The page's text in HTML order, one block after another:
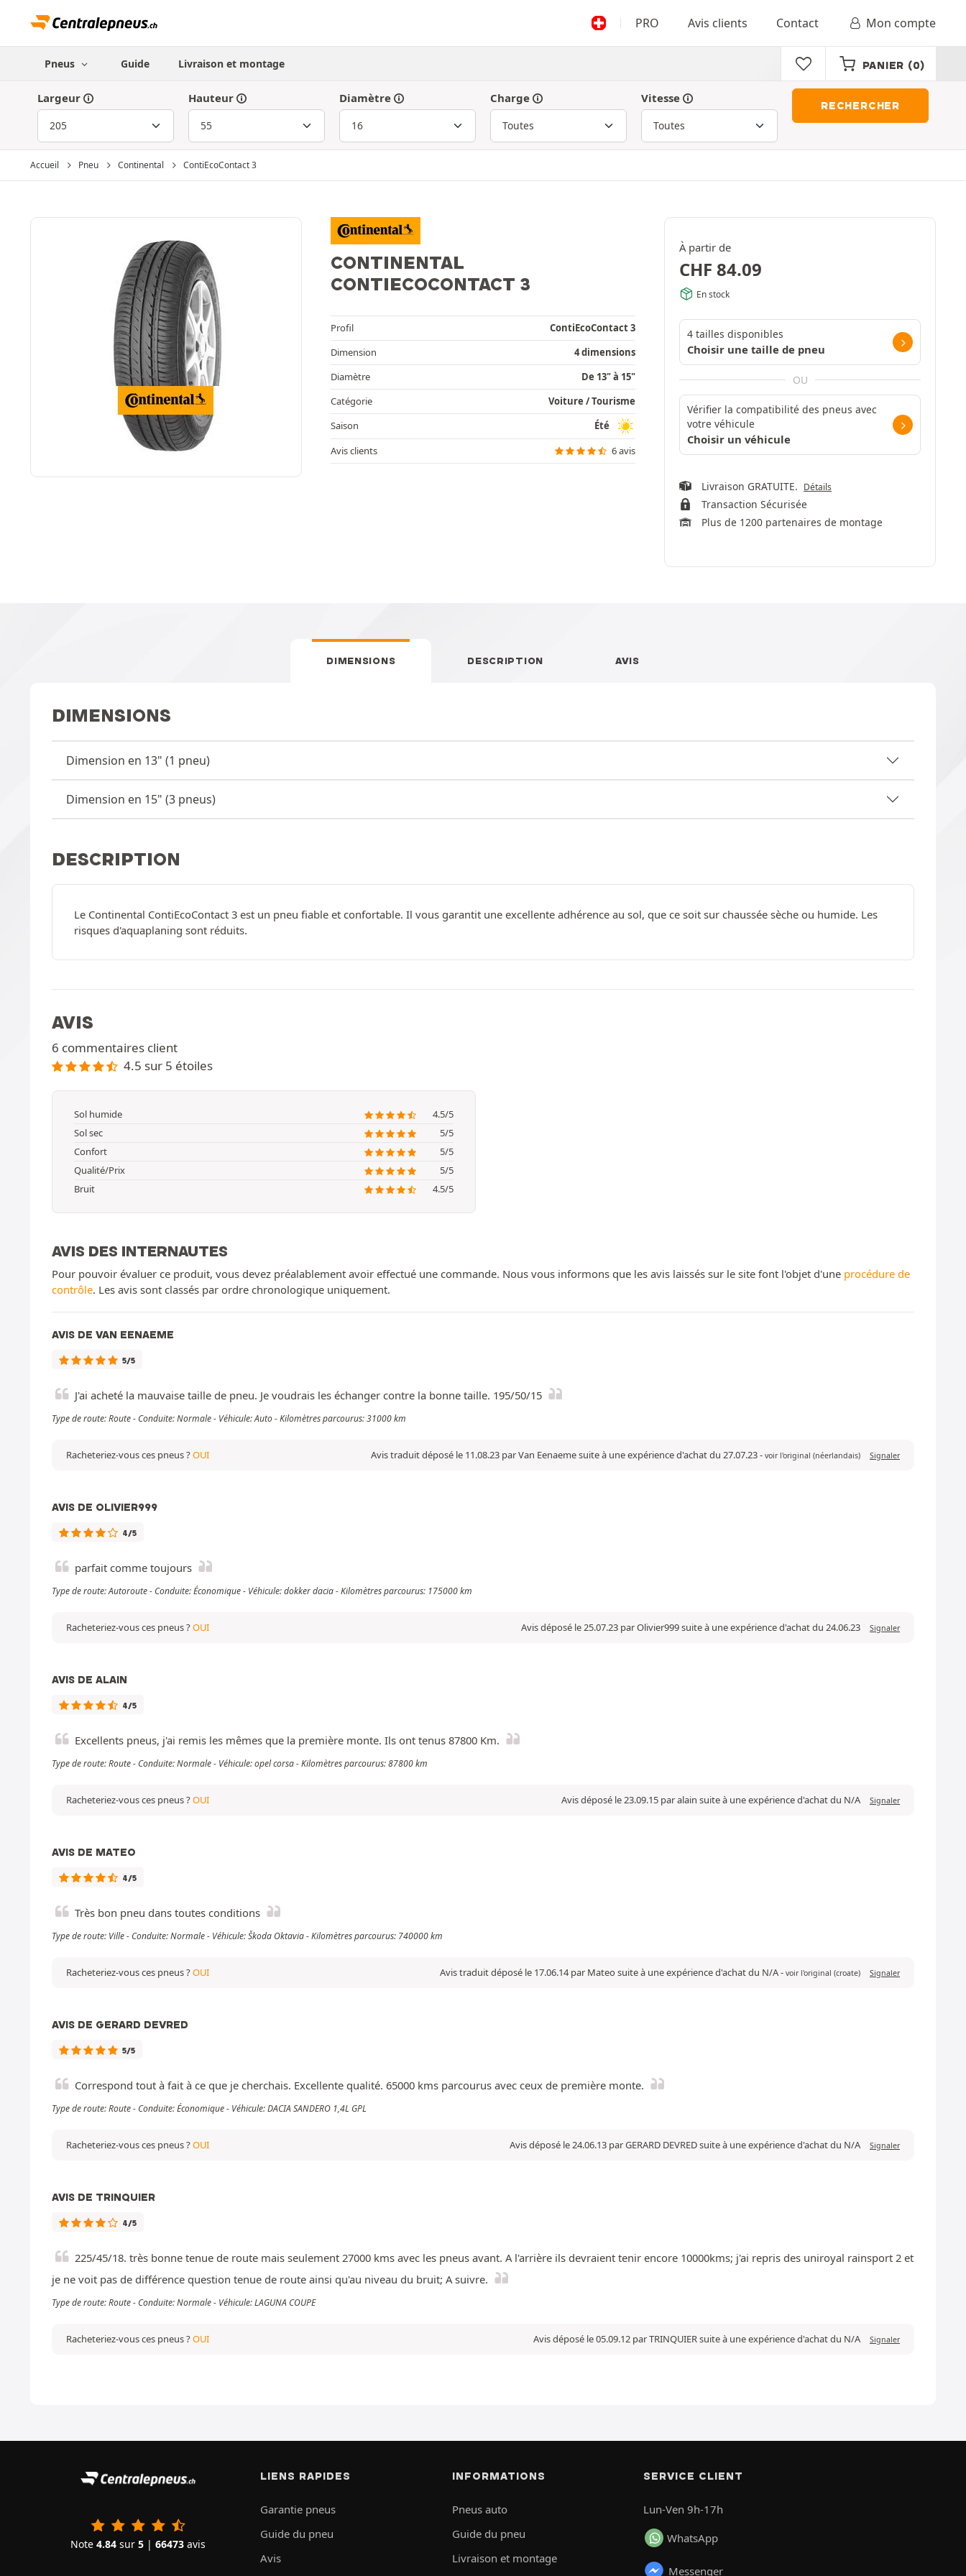
PRO Avis clients Contact Mon compte
Pneus Guide Livraison et montage PANIER (0)
Largeur Hauteur Diamètre Charge Vitesse
RECHERCHER
Accueil Pneu Continental ContiEcoContact 3
CONTINENTAL
CONTIECOCONTACT 3
Profil
ContiEcoContact 3
Dimension
4 dimensions
Diamètre
De 13" à 15"
Catégorie
Voiture / Tourisme
Saison
Été
Avis clients
6 avis
À partir de
CHF 84.09
En stock
4 tailles disponibles
Choisir une taille de pneu
OU
Vérifier la compatibilité des pneus avec
votre véhicule
Choisir un véhicule
Livraison GRATUITE. Détails
Transaction Sécurisée
Plus de 1200 partenaires de montage
DIMENSIONS DESCRIPTION AVIS
DIMENSIONS
Dimension en 13" (1 pneu)
Dimension en 15" (3 pneus)
DESCRIPTION
Le Continental ContiEcoContact 3 est un pneu fiable et confortable. Il vous garantit une excellente adhérence au sol, que ce soit sur chaussée sèche ou humide. Les
risques d'aquaplaning sont réduits.
AVIS
6 commentaires client
4.5 sur 5 étoiles
Sol humide
4.5/5
Sol sec
5/5
Confort
5/5
Qualité/Prix
5/5
Bruit
4.5/5
AVIS DES INTERNAUTES
Pour pouvoir évaluer ce produit, vous devez préalablement avoir effectué une commande. Nous vous informons que les avis laissés sur le site font l'objet d'une procédure de
contrôle. Les avis sont classés par ordre chronologique uniquement.
AVIS DE VAN EENAEME
5/5
J'ai acheté la mauvaise taille de pneu. Je voudrais les échanger contre la bonne taille. 195/50/15
Type de route: Route - Conduite: Normale - Véhicule: Auto - Kilomètres parcourus: 31000 km
Avis traduit déposé le 11.08.23 par Van Eenaeme suite à une expérience d'achat du 27.07.23- voir l'original (néerlandais) Signaler
Racheteriez-vous ces pneus ?OUI
AVIS DE OLIVIER999
4/5
parfait comme toujours
Type de route: Autoroute - Conduite: Économique - Véhicule: dokker dacia - Kilomètres parcourus: 175000 km
Avis déposé le 25.07.23 par Olivier999 suite à une expérience d'achat du 24.06.23 Signaler
Racheteriez-vous ces pneus ?OUI
AVIS DE ALAIN
4/5
Excellents pneus, j'ai remis les mêmes que la première monte. Ils ont tenus 87800 Km.
Type de route: Route - Conduite: Normale - Véhicule: opel corsa - Kilomètres parcourus: 87800 km
Avis déposé le 23.09.15 par alain suite à une expérience d'achat du N/A Signaler
Racheteriez-vous ces pneus ?OUI
AVIS DE MATEO
4/5
Très bon pneu dans toutes conditions
Type de route: Ville - Conduite: Normale - Véhicule: Škoda Oktavia - Kilomètres parcourus: 740000 km
Avis traduit déposé le 17.06.14 par Mateo suite à une expérience d'achat du N/A- voir l'original (croate) Signaler
Racheteriez-vous ces pneus ?OUI
AVIS DE GERARD DEVRED
5/5
Correspond tout à fait à ce que je cherchais. Excellente qualité. 65000 kms parcourus avec ceux de première monte.
Type de route: Route - Conduite: Économique - Véhicule: DACIA SANDERO 1,4L GPL
Avis déposé le 24.06.13 par GERARD DEVRED suite à une expérience d'achat du N/A Signaler
Racheteriez-vous ces pneus ?OUI
AVIS DE TRINQUIER
4/5
225/45/18. très bonne tenue de route mais seulement 27000 kms avec les pneus avant. A l'arrière ils devraient tenir encore 10000kms; j'ai repris des uniroyal rainsport 2 et
je ne voit pas de différence question tenue de route ainsi qu'au niveau du bruit; A suivre.
Type de route: Route - Conduite: Normale - Véhicule: LAGUNA COUPE
Avis déposé le 05.09.12 par TRINQUIER suite à une expérience d'achat du N/A Signaler
Racheteriez-vous ces pneus ?OUI
Note 4.84 sur 5 | 66473 avis
LIENS RAPIDES
Garantie pneus
Guide du pneu
Avis
INFORMATIONS
Pneus auto
Guide du pneu
Livraison et montage
SERVICE CLIENT
Lun-Ven 9h-17h
WhatsApp
Messenger